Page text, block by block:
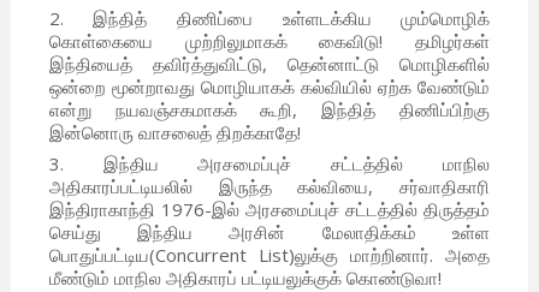
2. இந்தித் திணிப்பை உள்ளடக்கிய மும்மொழிக்
கொள்கையை முற்றிலுமாகக் கைவிடு! தமிழர்கள்
இந்தியைத் தவிர்த்துவிட்டு, தென்னாட்டு மொழிகளில்
ஒன்றை மூன்றாவது மொழியாகக் கல்வியில் ஏற்க வேண்டும்
என்று நயவஞ்சகமாகக் கூறி, இந்தித் திணிப்பிற்கு
இன்னொரு வாசலைத் திறக்காதே!
3. இந்திய அரசமைப்புச் சட்டத்தில் மாநில
அதிகாரப்பட்டியலில் இருந்த கல்வியை, சர்வாதிகாரி
இந்திராகாந்தி 1976-இல் அரசமைப்புச் சட்டத்தில் திருத்தம்
செய்து இந்திய அரசின் மேலாதிக்கம் உள்ள
பொதுப்பட்டிய(Concurrent List)லுக்கு மாற்றினார். அதை
மீண்டும் மாநில அதிகாரப் பட்டியலுக்குக் கொண்டுவா!